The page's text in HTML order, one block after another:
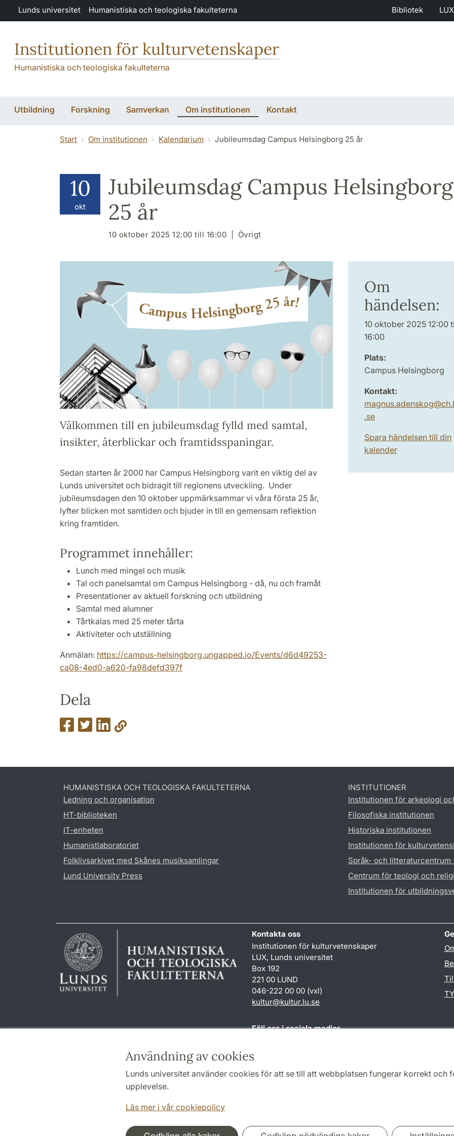
Hoppa till huvudinnehåll
Användning av cookies
Lunds universitet använder cookies för att se till att webbplatsen fungerar korrekt och
upplevelse.
Läs mer i vår cookiepolicy
Lunds universitet Humanistiska och teologiska fakulteterna Bibliotek LUX
Institutionen för kulturvetenskaper
Humanistiska och teologiska fakulteterna
Utbildning Forskning Samverkan Om institutionen Kontakt
Start Om institutionen Kalendarium Jubileumsdag Campus Helsingborg 25 år
10
okt
Jubileumsdag Campus Helsingborg
25 år
10 oktober 2025 12:00 till 16:00 Övrigt
Välkommen till en jubileumsdag fylld med samtal,
insikter, återblickar och framtidsspaningar.
Sedan starten år 2000 har Campus Helsingborg varit en viktig del av
Lunds universitet och bidragit till regionens utveckling. Under
jubileumsdagen den 10 oktober uppmärksammar vi våra första 25 år,
lyfter blicken mot samtiden och bjuder in till en gemensam reflektion
kring framtiden.
Programmet innehåller:
Lunch med mingel och musik
Tal och panelsamtal om Campus Helsingborg - då, nu och framåt
Presentationer av aktuell forskning och utbildning
Samtal med alumner
Tårtkalas med 25 meter tårta
Aktiviteter och utställning
Anmälan: https://campus-helsingborg.ungapped.io/Events/d6d49253-
ca08-4ed0-a620-fa98defd397f
Dela
Om
händelsen:
10 oktober 2025 12:00
16:00
Plats:
Campus Helsingborg
Kontakt:
magnus.adenskog@
.se
Spara händelsen till din
kalender
HUMANISTISKA OCH TEOLOGISKA FAKULTETERNA
Ledning och organisation
HT-biblioteken
IT-enheten
Humanistlaboratoriet
Folklivsarkivet med Skånes musiksamlingar
Lund University Press
INSTITUTIONER
Institutionen för arkeologi
Filosofiska institutionen
Historiska institutionen
Institutionen för
Språk- och litteraturcentrum
Centrum för teologi och
Institutionen för
Kontakta oss
Institutionen för kulturvetenskaper
LUX, Lunds universitet
Box 192
221 00 LUND
046-222 00 00 (vxl)
kultur@kultur.lu.se
Följ oss i sociala medier